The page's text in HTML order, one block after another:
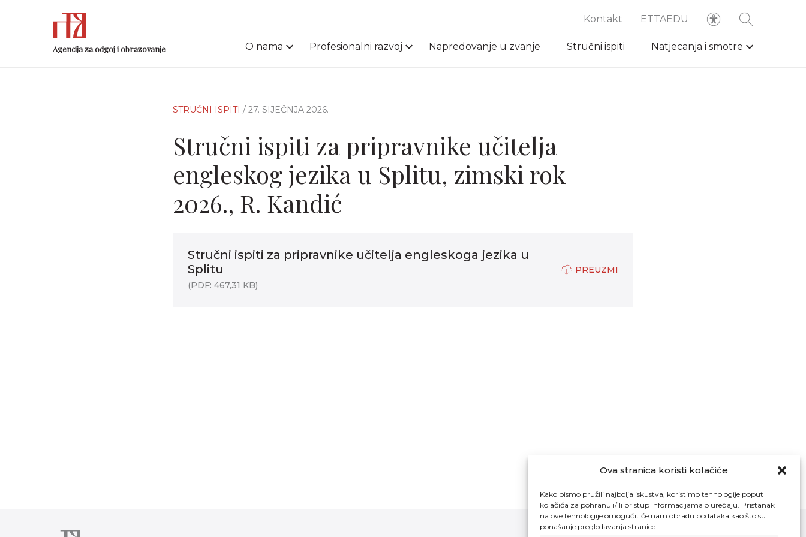
Ova stranica koristi kolačiće
Kako bismo pružili najbolja iskustva, koristimo tehnologije poput
kolačića za pohranu i/ili pristup informacijama o uređaju. Pristanak
na ove tehnologije omogućit će nam obradu podataka kao što su
ponašanje pregledavanja stranice.
Agencija za odgoj i obrazovanje
Kontakt ETTAEDU
O nama Profesionalni razvoj Napredovanje u zvanje Stručni ispiti Natjecanja i smotre
STRUČNI ISPITI / 27. SIJEČNJA 2026.
Stručni ispiti za pripravnike učitelja
engleskog jezika u Splitu, zimski rok
2026., R. Kandić
Stručni ispiti za pripravnike učitelja engleskoga jezika u
Splitu
(PDF: 467,31 KB)
PREUZMI